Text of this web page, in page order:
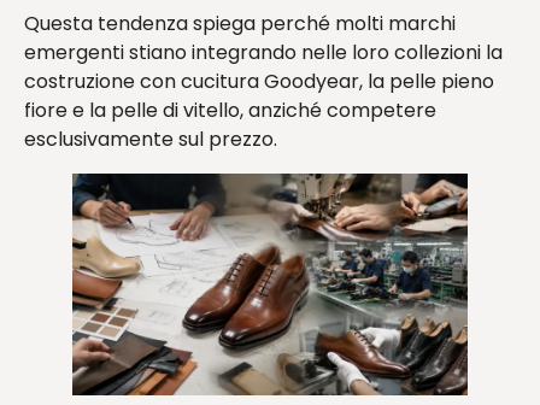
Questa tendenza spiega perché molti marchi
emergenti stiano integrando nelle loro collezioni la
costruzione con cucitura Goodyear, la pelle pieno
fiore e la pelle di vitello, anziché competere
esclusivamente sul prezzo.